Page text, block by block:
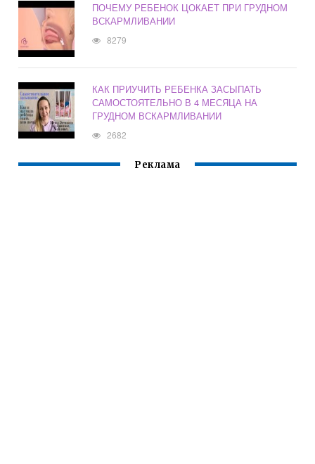
ПОЧЕМУ РЕБЕНОК ЦОКАЕТ ПРИ ГРУДНОМ
ВСКАРМЛИВАНИИ
8279
КАК ПРИУЧИТЬ РЕБЕНКА ЗАСЫПАТЬ
САМОСТОЯТЕЛЬНО В 4 МЕСЯЦА НА
ГРУДНОМ ВСКАРМЛИВАНИИ
2682
Реклама